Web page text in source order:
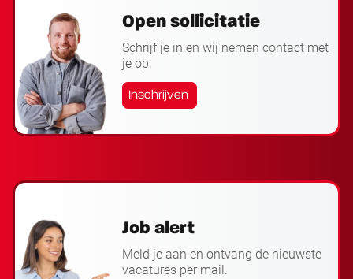
Open sollicitatie
Schrijf je in en wij nemen contact met
je op.
Inschrijven
Job alert
Meld je aan en ontvang de nieuwste
vacatures per mail.